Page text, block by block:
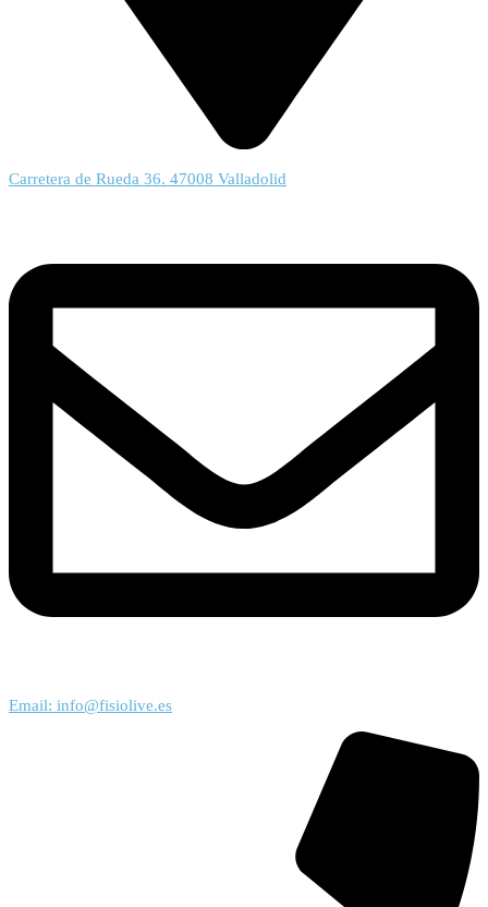
Carretera de Rueda 36. 47008 Valladolid
Email: info@fisiolive.es